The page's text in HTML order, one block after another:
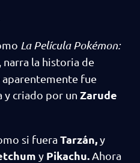
La Película Pokémon:
narra la historia de
aparentemente fue
y criado por un Zarude
si fuera Tarzán,y
y Pikachu. Ahora